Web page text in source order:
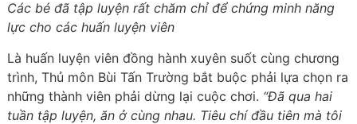
Các bé đã tập luyện rất chăm chỉ để chứng minh năng
lực cho các huấn luyện viên
Là huấn luyện viên đồng hành xuyên suốt cùng chương
trình, Thủ môn Bùi Tấn Trường bắt buộc phải lựa chọn ra
những thành viên phải dừng lại cuộc chơi. “Đã qua hai
tuần tập luyện, ăn ở cùng nhau. Tiêu chí đầu tiên mà tôi